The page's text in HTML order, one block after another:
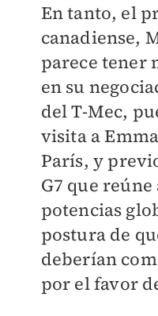
En tanto, el
canadiense,
parece tener
en su
del T-Mec,
visita a
París, y
G7 que
potencias
postura de
deberían
por el favor